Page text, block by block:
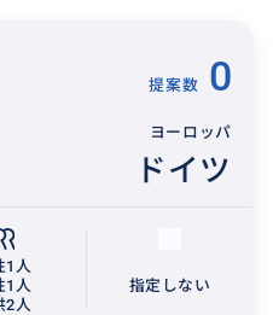
提案数 0
ヨーロッパ
ドイツ
1人
1人
2人
指定しない